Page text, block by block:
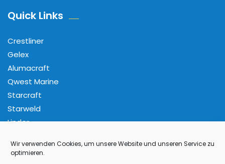
Wir verwenden Cookies, um unsere Website und unseren Service zu
optimieren.
Quick Links
Crestliner
Gelex
Alumacraft
Qwest Marine
Starcraft
Starweld
Linder
Folge Uns